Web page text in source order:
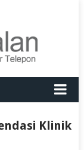
Klinik